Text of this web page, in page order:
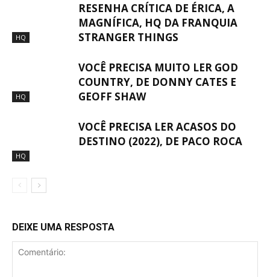
HQ
RESENHA CRÍTICA DE ÉRICA, A
MAGNÍFICA, HQ DA FRANQUIA
STRANGER THINGS
HQ
VOCÊ PRECISA MUITO LER GOD
COUNTRY, DE DONNY CATES E
GEOFF SHAW
HQ
VOCÊ PRECISA LER ACASOS DO
DESTINO (2022), DE PACO ROCA
DEIXE UMA RESPOSTA